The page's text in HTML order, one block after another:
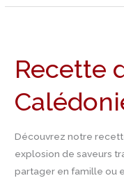
Recette
Découvrez notre
explosion de saveurs
partager en famille ou
Potée
Calédonienne